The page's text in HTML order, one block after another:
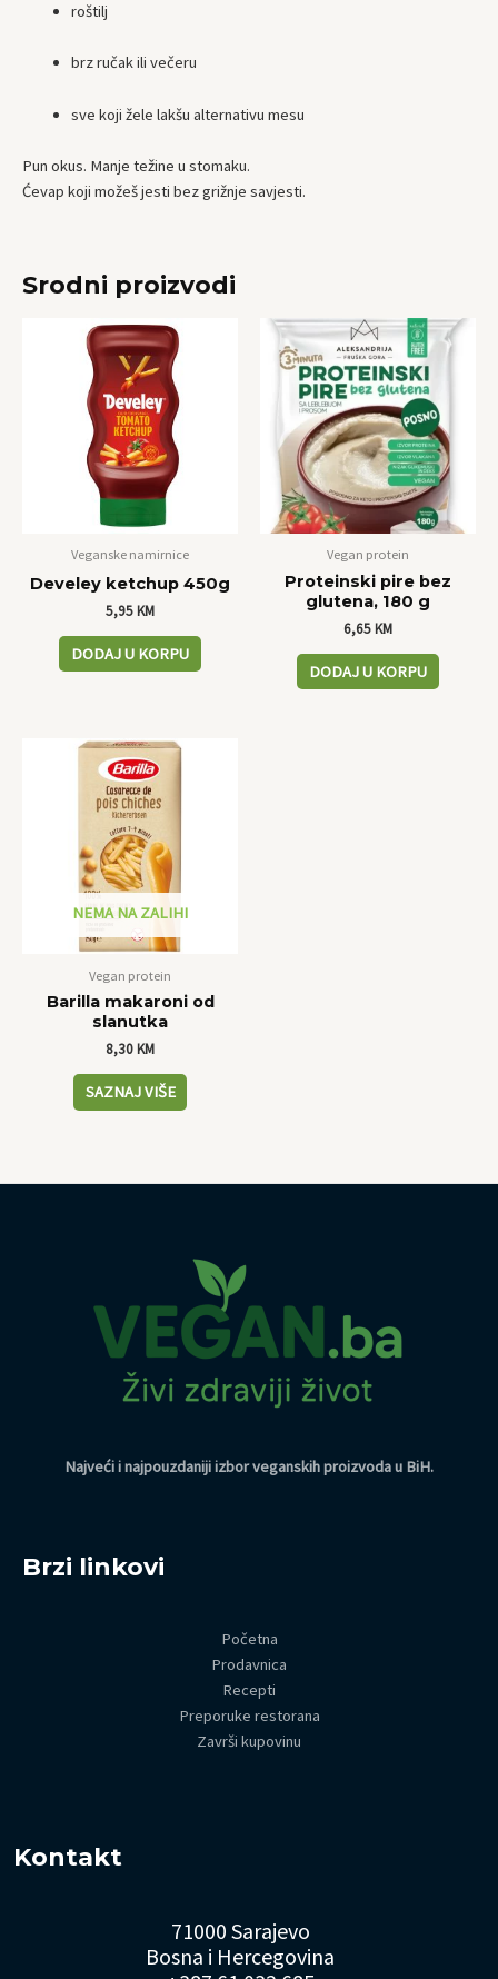
roštilj
brz ručak ili večeru
sve koji žele lakšu alternativu mesu
Pun okus. Manje težine u stomaku.
Ćevap koji možeš jesti bez grižnje savjesti.
Srodni proizvodi
Veganske namirnice
Develey ketchup 450g
5,95KM
DODAJ U KORPU
Vegan protein
Proteinski pire bez
glutena, 180 g
6,65KM
DODAJ U KORPU
NEMA NA ZALIHI
Vegan protein
Barilla makaroni od
slanutka
8,30KM
SAZNAJ VIŠE
Najveći i najpouzdaniji izbor veganskih proizvoda u BiH.
Brzi linkovi
Početna
Prodavnica
Recepti
Preporuke restorana
Završi kupovinu
Kontakt
71000 Sarajevo
Bosna i Hercegovina